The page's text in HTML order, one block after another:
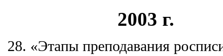
2003 г.
28. «Этапы преподавания